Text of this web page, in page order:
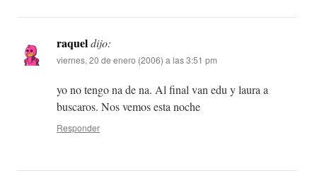
raqueldijo:
viernes, 20 de enero (2006) a las 3:51 pm
yo no tengo na de na. Al final van edu y laura a
buscaros. Nos vemos esta noche
Responder